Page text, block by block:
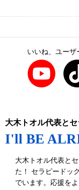
いいね、ユーザ
大木トオル代表と
I'll BE
大木トオル代表と
た！ セラピードッ
でいます。応援を